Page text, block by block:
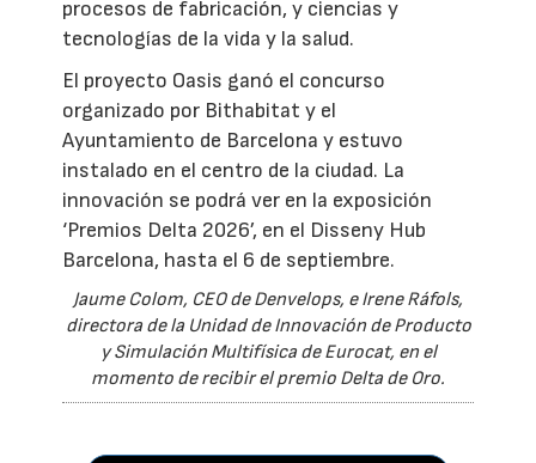
procesos de fabricación, y ciencias y
tecnologías de la vida y la salud.
El proyecto Oasis ganó el concurso
organizado por Bithabitat y el
Ayuntamiento de Barcelona y estuvo
instalado en el centro de la ciudad. La
innovación se podrá ver en la exposición
‘Premios Delta 2026’, en el Disseny Hub
Barcelona, hasta el 6 de septiembre.
Jaume Colom, CEO de Denvelops, e Irene Ráfols,
directora de la Unidad de Innovación de Producto
y Simulación Multifísica de Eurocat, en el
momento de recibir el premio Delta de Oro.